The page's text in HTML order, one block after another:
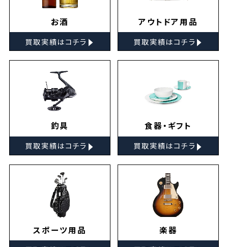
お酒
買取実績はコチラ ▸
アウトドア用品
買取実績はコチラ ▸
釣具
買取実績はコチラ ▸
食器・ギフト
買取実績はコチラ ▸
スポーツ用品 楽器